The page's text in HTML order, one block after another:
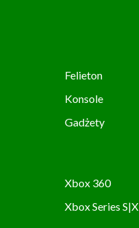
Felieton
Konsole
Gadżety
Xbox 360
Xbox Series S|X